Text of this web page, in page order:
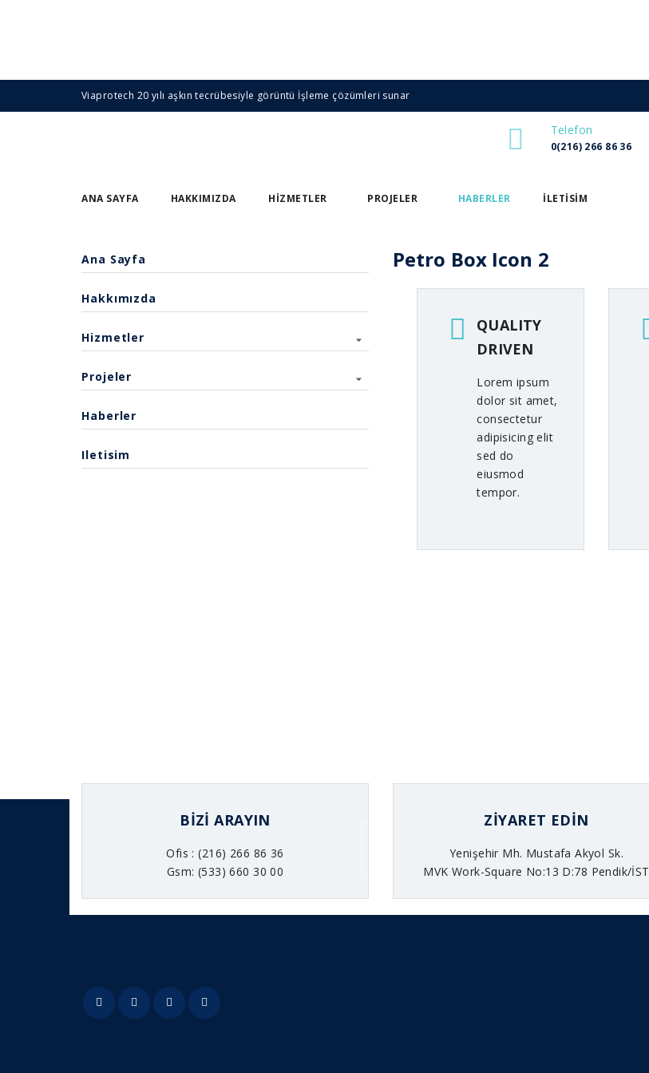
Viaprotech 20 yılı aşkın tecrübesiyle görüntü İşleme çözümleri sunar
Telefon
0(216) 266 86 36
ANA SAYFA HAKKIMIZDA HIZMETLER PROJELER HABERLER ILETISIM
Petro Box Icon 2
QUALITY
DRIVEN
Lorem ipsum
dolor sit amet,
consectetur
adipisicing elit
sed do
eiusmod
tempor.
Ana Sayfa
Hakkımızda
Hizmetler
Projeler
Haberler
Iletisim
BIZI ARAYIN
Ofis : (216) 266 86 36
Gsm: (533) 660 30 00
ZIYARET EDIN
Yenişehir Mh. Mustafa Akyol Sk.
MVK Work-Square No:13 D:78 Pendik/İST